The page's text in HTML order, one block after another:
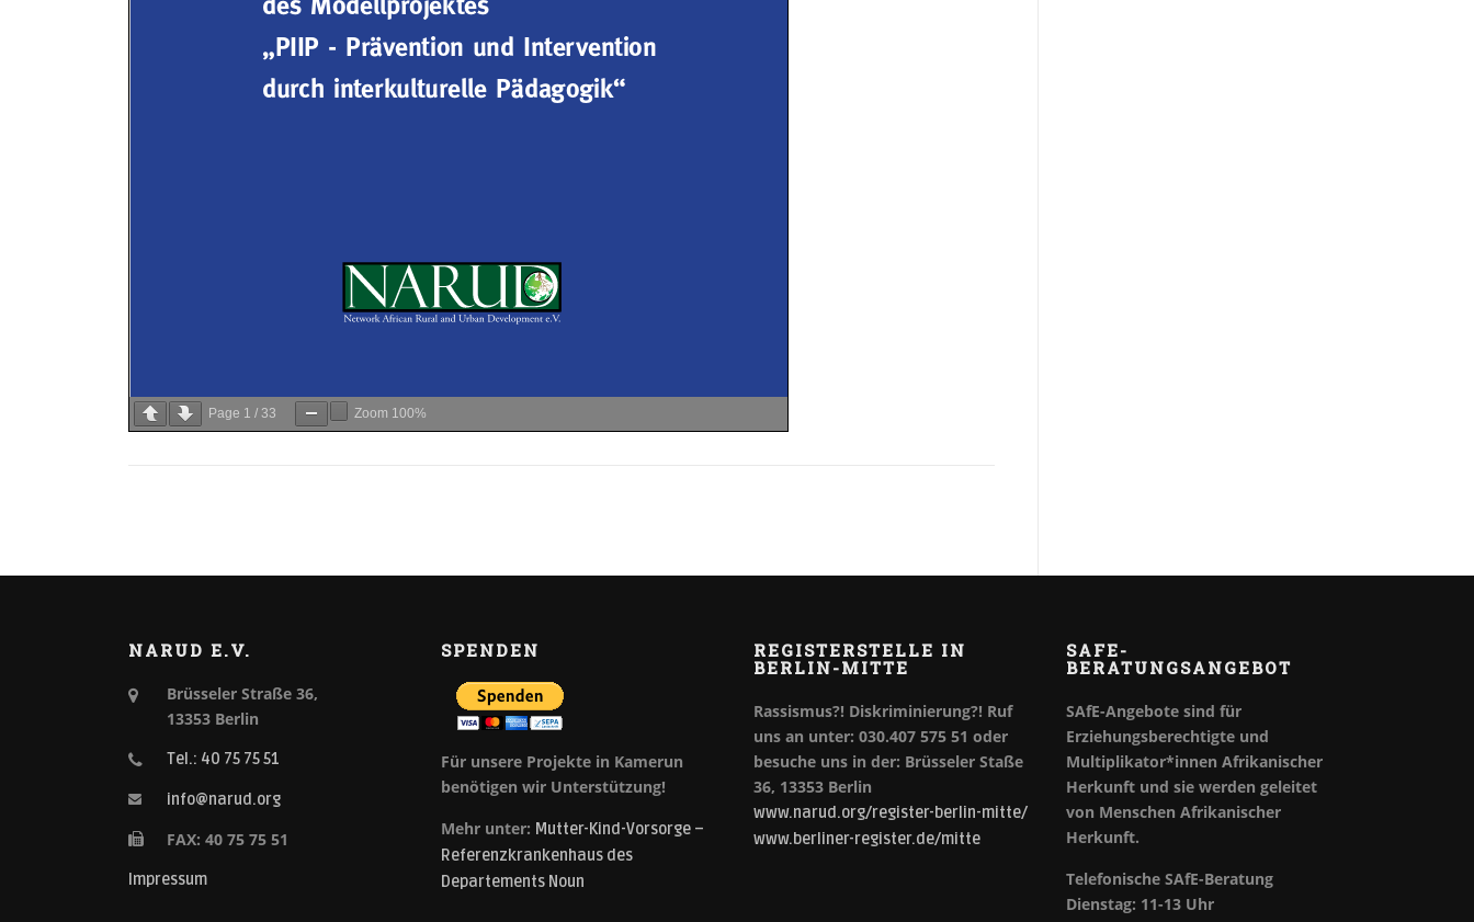
Page 1 / 33 Zoom 100%
NARUD E.V.
Brüsseler Straße 36,
13353 Berlin
Tel.: 40 75 75 51
info@narud.org
FAX: 40 75 75 51
Impressum
SPENDEN
Für unsere Projekte in Kamerun
benötigen wir Unterstützung!
Mehr unter: Mutter-Kind-Vorsorge –
Referenzkrankenhaus des
Departements Noun
REGISTERSTELLE IN
BERLIN-MITTE
Rassismus?! Diskriminierung?! Ruf
uns an unter: 030.407 575 51 oder
besuche uns in der: Brüsseler Staße
36, 13353 Berlin
www.narud.org/register-berlin-mitte/
www.berliner-register.de/mitte
SAFE-
BERATUNGSANGEBOT
SAfE-Angebote sind für
Erziehungsberechtigte und
Multiplikator*innen Afrikanischer
Herkunft und sie werden geleitet
von Menschen Afrikanischer
Herkunft.
Telefonische SAfE-Beratung
Dienstag: 11-13 Uhr